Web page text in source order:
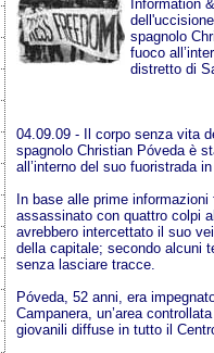
Information
spagnolo
fuoco
distretto di
04.09.09 - Il corpo senza vita
spagnolo Christian Póveda è
all’interno del suo fuoristrada
In base alle prime
assassinato con quattro colpi
avrebbero intercettato il suo
della capitale; secondo alcuni
senza lasciare tracce.
Póveda, 52 anni, era
Campanera, un’area
giovanili diffuse in tutto il